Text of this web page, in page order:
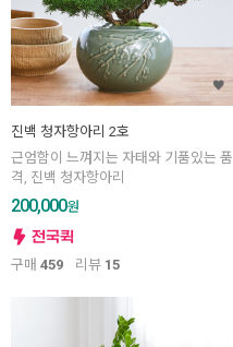
진백 청자항아리 2호
근엄함이 느껴지는 자태와 기품있는 품
격, 진백 청자항아리
200,000원
구매 459 리뷰 15